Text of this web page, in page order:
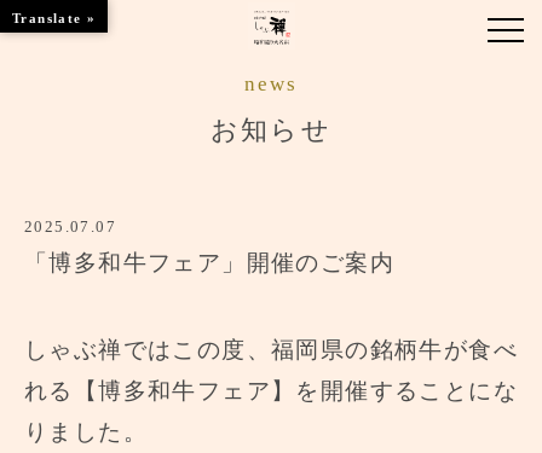
ご優待
ブランドトップ
news
お知らせ
2025.07.07
「博多和牛フェア」開催のご案内
しゃぶ禅ではこの度、福岡県の銘柄牛が食べ
れる【博多和牛フェア】を開催することにな
りました。
Translate »